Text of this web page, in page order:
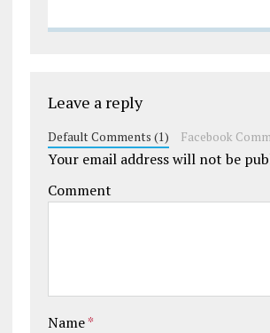
Leave a reply
Default Comments (1) Facebook
Your email address will not be
Comment
Name*